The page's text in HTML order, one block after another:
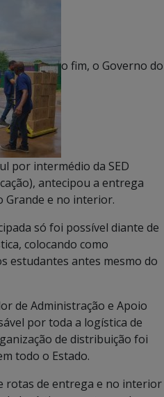
o fim, o Governo do
por intermédio da SED
antecipou a entrega
Grande e no interior.
só foi possível diante de
colocando como
estudantes antes mesmo do
de Administração e Apoio
por toda a logística de
de distribuição foi
todo o Estado.
rotas de entrega e no interior